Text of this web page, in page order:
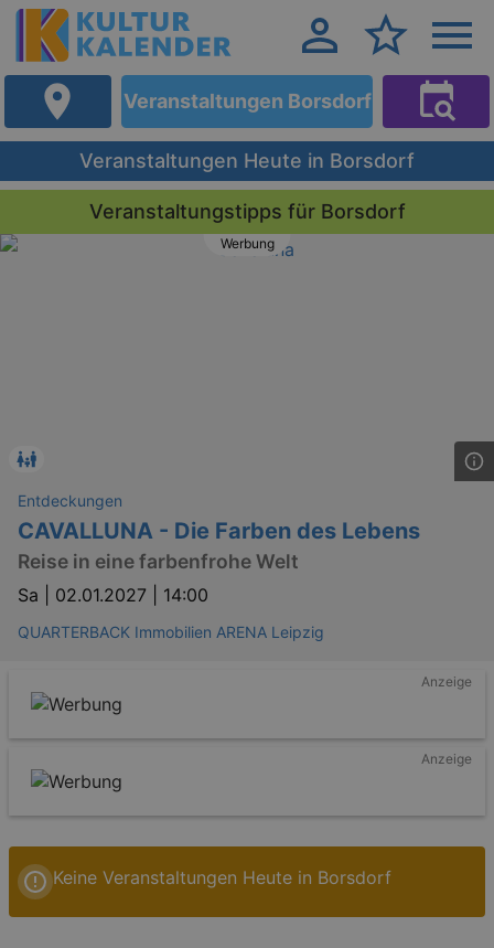
Veranstaltungen Borsdorf
Veranstaltungen Heute in Borsdorf
Veranstaltungstipps für Borsdorf
Werbung
Entdeckungen
CAVALLUNA - Die Farben des Lebens
Reise in eine farbenfrohe Welt
Sa | 02.01.2027 | 14:00
QUARTERBACK Immobilien ARENA Leipzig
Anzeige
Anzeige
Keine Veranstaltungen Heute in Borsdorf